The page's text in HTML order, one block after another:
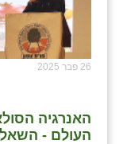
26 פבר 2025
האנרגיה
העולם -